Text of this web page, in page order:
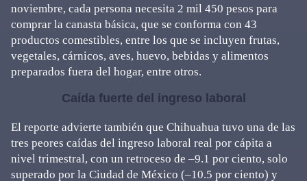
noviembre, cada persona necesita 2 mil 450 pesos para
comprar la canasta básica, que se conforma con 43
productos comestibles, entre los que se incluyen frutas,
vegetales, cárnicos, aves, huevo, bebidas y alimentos
preparados fuera del hogar, entre otros.
Caída fuerte del ingreso laboral
El reporte advierte también que Chihuahua tuvo una de las
tres peores caídas del ingreso laboral real por cápita a
nivel trimestral, con un retroceso de –9.1 por ciento, solo
superado por la Ciudad de México (–10.5 por ciento) y